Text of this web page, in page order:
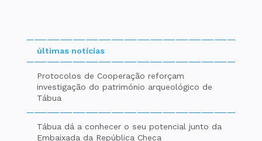
últimas notícias
Protocolos de Cooperação reforçam
investigação do património arqueológico de
Tábua
Tábua dá a conhecer o seu potencial junto da
Embaixada da República Checa